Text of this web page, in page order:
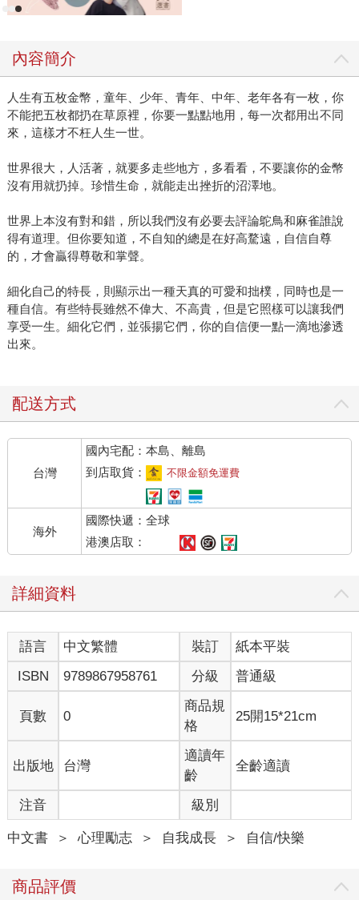
內容簡介
人生有五枚金幣，童年、少年、青年、中年、老年各有一枚，你
不能把五枚都扔在草原裡，你要一點點地用，每一次都用出不同
來，這樣才不枉人生一世。
世界很大，人活著，就要多走些地方，多看看，不要讓你的金幣
沒有用就扔掉。珍惜生命，就能走出挫折的沼澤地。
世界上本沒有對和錯，所以我們沒有必要去評論鴕鳥和麻雀誰說
得有道理。但你要知道，不自知的總是在好高騖遠，自信自尊
的，才會贏得尊敬和掌聲。
細化自己的特長，則顯示出一種天真的可愛和拙樸，同時也是一
種自信。有些特長雖然不偉大、不高貴，但是它照樣可以讓我們
享受一生。細化它們，並張揚它們，你的自信便一點一滴地滲透
出來。
配送方式
台灣
國內宅配：本島、離島
到店取貨：
不限金額免運費
海外
國際快遞：全球
港澳店取：
詳細資料
語言 中文繁體 裝訂
紙本平裝
ISBN
9789867958761 分級 普通級
頁數 0
商品規
格
25開15*21cm
出版地 台灣
適讀年
齡
全齡適讀
注音 級別
中文書 ＞ 心理勵志 ＞ 自我成長 ＞ 自信/快樂
商品評價